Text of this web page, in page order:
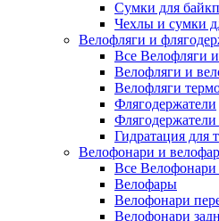
Сумки для
Чехлы и сумки
Велофляги и
Все Велофляги
Велофляги и
Велофляги
Флягодержатели
Гидратация для
Велофонари и
Все
Велофары
Велофонари
Велофонари